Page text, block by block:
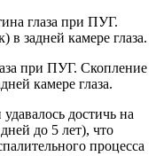
при ПУГ. Скопление
камере глаза.
достичь на
до 5 лет), что
процесса